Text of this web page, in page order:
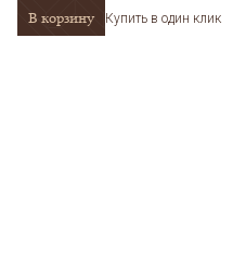
В корзину Купить в один клик